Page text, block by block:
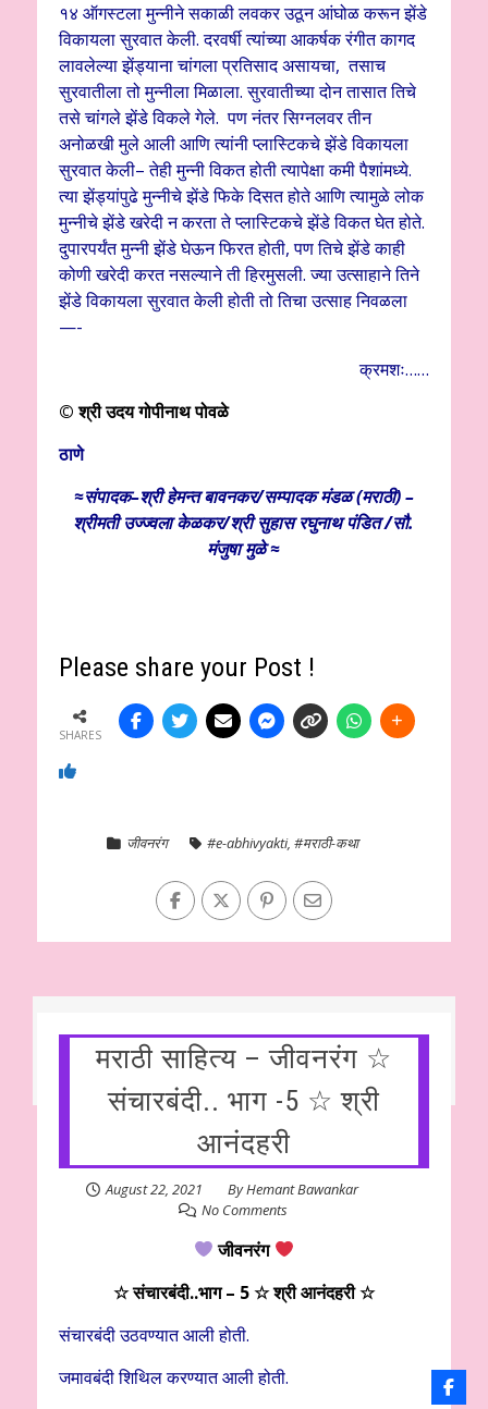
१४ ऑगस्टला मुन्नीने सकाळी लवकर उठून आंघोळ करून झेंडे
विकायला सुरवात केली. दरवर्षी त्यांच्या आकर्षक रंगीत कागद
लावलेल्या झेंड्याना चांगला प्रतिसाद असायचा, तसाच
सुरवातीला तो मुन्नीला मिळाला. सुरवातीच्या दोन तासात तिचे
तसे चांगले झेंडे विकले गेले. पण नंतर सिग्नलवर तीन
अनोळखी मुले आली आणि त्यांनी प्लास्टिकचे झेंडे विकायला
सुरवात केली– तेही मुन्नी विकत होती त्यापेक्षा कमी पैशांमध्ये.
त्या झेंड्यांपुढे मुन्नीचे झेंडे फिके दिसत होते आणि त्यामुळे लोक
मुन्नीचे झेंडे खरेदी न करता ते प्लास्टिकचे झेंडे विकत घेत होते.
दुपारपर्यंत मुन्नी झेंडे घेऊन फिरत होती, पण तिचे झेंडे काही
कोणी खरेदी करत नसल्याने ती हिरमुसली. ज्या उत्साहाने तिने
झेंडे विकायला सुरवात केली होती तो तिचा उत्साह निवळला
—-
क्रमशः……
©श्री उदय गोपीनाथ पोवळे
ठाणे
≈संपादक–श्री हेमन्त बावनकर/सम्पादक मंडळ (मराठी) –
श्रीमती उज्ज्वला केळकर/श्री सुहास रघुनाथ पंडित /सौ.
मंजुषा मुळे ≈
Please share your Post !
SHARES
जीवनरंग #e-abhivyakti,#मराठी-कथा
मराठी साहित्य – जीवनरंग ☆
संचारबंदी.. भाग -5 ☆ श्री
आनंदहरी
August 22, 2021 ByHemant Bawankar
No Comments
जीवनरंग
☆ संचारबंदी..भाग – 5 ☆ श्री आनंदहरी ☆
संचारबंदी उठवण्यात आली होती.
जमावबंदी शिथिल करण्यात आली होती.